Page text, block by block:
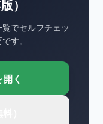
）
でセルフチェッ
す。
く